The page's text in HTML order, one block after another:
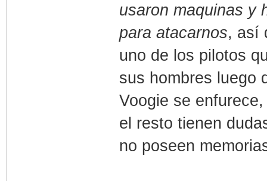
usaron maquinas y
para atacarnos, así
uno de los pilotos
sus hombres luego
Voogie se
el resto tienen
no poseen